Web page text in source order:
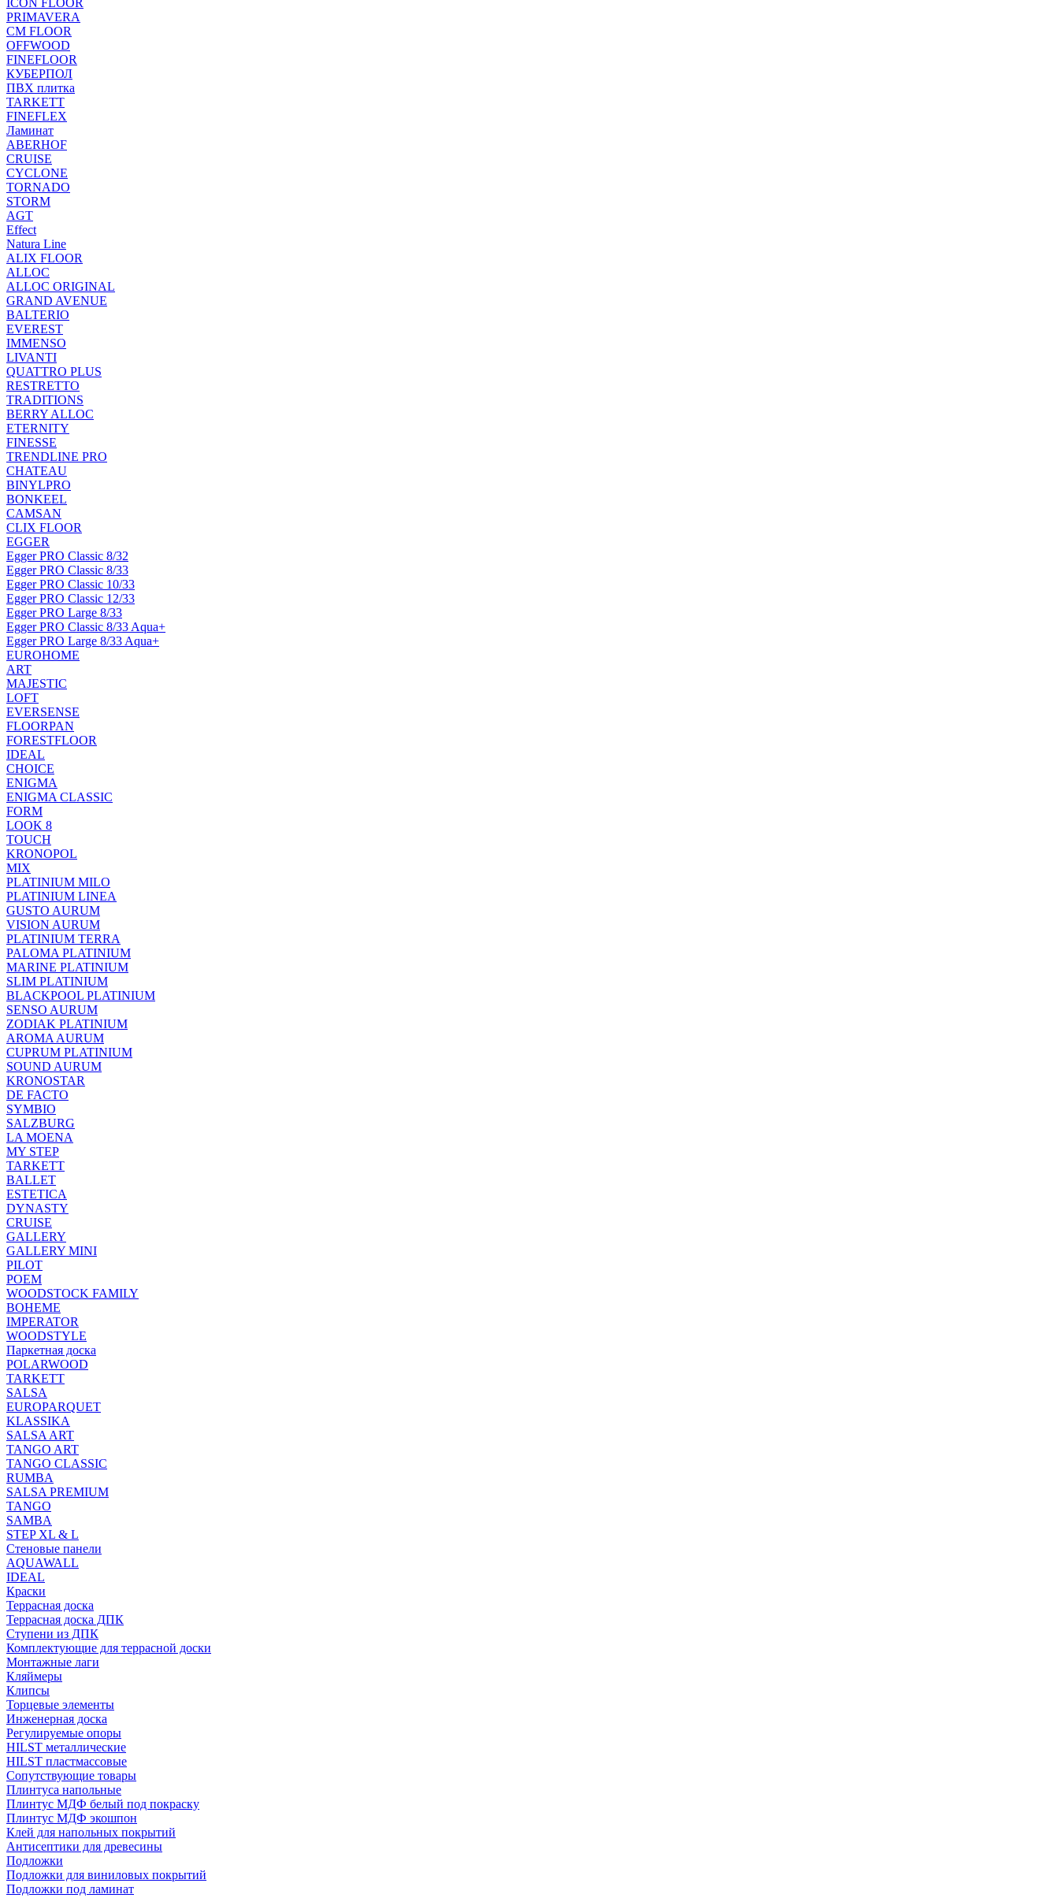
ICON FLOOR
PRIMAVERA
CM FLOOR
OFFWOOD
FINEFLOOR
КУБЕРПОЛ
ПВХ плитка
TARKETT
FINEFLEX
Ламинат
ABERHOF
CRUISE
CYCLONE
TORNADO
STORM
AGT
Effect
Natura Line
ALIX FLOOR
ALLOC
ALLOC ORIGINAL
GRAND AVENUE
BALTERIO
EVEREST
IMMENSO
LIVANTI
QUATTRO PLUS
RESTRETTO
TRADITIONS
BERRY ALLOC
ETERNITY
FINESSE
TRENDLINE PRO
CHATEAU
BINYLPRO
BONKEEL
CAMSAN
CLIX FLOOR
EGGER
Egger PRO Classic 8/32
Egger PRO Classic 8/33
Egger PRO Classic 10/33
Egger PRO Classic 12/33
Egger PRO Large 8/33
Egger PRO Classic 8/33 Aqua+
Egger PRO Large 8/33 Aqua+
EUROHOME
ART
MAJESTIC
LOFT
EVERSENSE
FLOORPAN
FORESTFLOOR
IDEAL
CHOICE
ENIGMA
ENIGMA CLASSIC
FORM
LOOK 8
TOUCH
KRONOPOL
MIX
PLATINIUM MILO
PLATINIUM LINEA
GUSTO AURUM
VISION AURUM
PLATINIUM TERRA
PALOMA PLATINIUM
MARINE PLATINIUM
SLIM PLATINIUM
BLACKPOOL PLATINIUM
SENSO AURUM
ZODIAK PLATINIUM
AROMA AURUM
CUPRUM PLATINIUM
SOUND AURUM
KRONOSTAR
DE FACTO
SYMBIO
SALZBURG
LA MOENA
MY STEP
TARKETT
BALLET
ESTETICA
DYNASTY
CRUISE
GALLERY
GALLERY MINI
PILOT
POEM
WOODSTOCK FAMILY
BOHEME
IMPERATOR
WOODSTYLE
Паркетная доска
POLARWOOD
TARKETT
SALSA
EUROPARQUET
KLASSIKA
SALSA ART
TANGO ART
TANGO CLASSIC
RUMBA
SALSA PREMIUM
TANGO
SAMBA
STEP XL & L
Стеновые панели
AQUAWALL
IDEAL
Краски
Террасная доска
Террасная доска ДПК
Ступени из ДПК
Комплектующие для террасной доски
Монтажные лаги
Кляймеры
Клипсы
Торцевые элементы
Инженерная доска
Регулируемые опоры
HILST металлические
HILST пластмассовые
Сопутствующие товары
Плинтуса напольные
Плинтус МДФ белый под покраску
Плинтус МДФ экошпон
Клей для напольных покрытий
Антисептики для древесины
Подложки
Подложки для виниловых покрытий
Подложки под ламинат